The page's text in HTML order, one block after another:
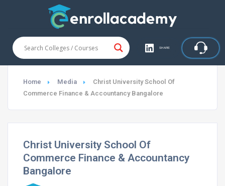
SHARE
Home Media
Christ University School Of
Commerce Finance & Accountancy Bangalore
Christ University School Of
Commerce Finance & Accountancy
Bangalore